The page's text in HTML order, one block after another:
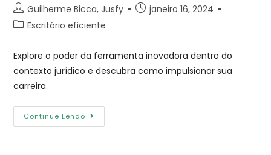
Guilherme Bicca, Jusfy
janeiro 16, 2024
Escritório eficiente
Explore o poder da ferramenta inovadora dentro do
contexto jurídico e descubra como impulsionar sua
carreira.
Continue Lendo